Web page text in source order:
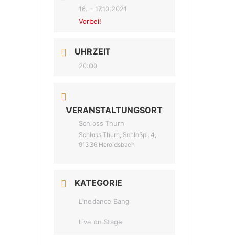
16. - 17.10.2021
Vorbei!
UHRZEIT
20:00
VERANSTALTUNGSORT
Schloss Thurn
Schloss Thurn, Schloßpl. 4,
91336 Heroldsbach
KATEGORIE
Linedance Bang
Live on Stage